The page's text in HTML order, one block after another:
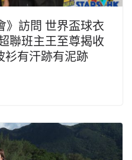
》訪問 世界盃球衣
聯班主王至尊揭收
衫有汗跡有泥跡